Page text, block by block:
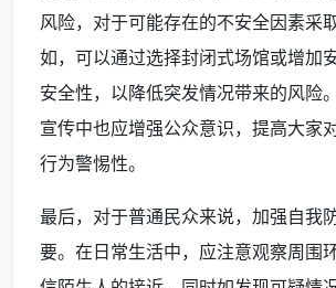
风险，对于可能存在的不安全因素采
如，可以通过选择封闭式场馆或增加
安全性，以降低突发情况带来的风险
宣传中也应增强公众意识，提高大家
行为警惕性。
最后，对于普通民众来说，加强自我
要。在日常生活中，应注意观察周围